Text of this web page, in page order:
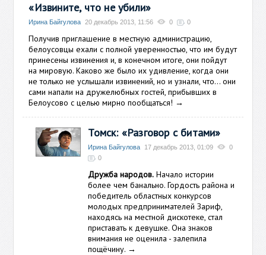
«Извините, что не убили»
Ирина Байгулова 20 декабрь 2013, 11:56 0 0
Получив приглашение в местную администрацию,
белоусовцы ехали с полной уверенностью, что им будут
принесены извинения и, в конечном итоге, они пойдут
на мировую. Каково же было их удивление, когда они
не только не услышали извинений, но и узнали, что… они
сами напали на дружелюбных гостей, прибывших в
Белоусово с целью мирно пообщаться! →
Томск: «Разговор с битами»
Ирина Байгулова 17 декабрь 2013, 01:09
0
0
Дружба народов. Начало истории
более чем банально. Гордость района и
победитель областных конкурсов
молодых предпринимателей Зариф,
находясь на местной дискотеке, стал
приставать к девушке. Она знаков
внимания не оценила - залепила
пощёчину. →